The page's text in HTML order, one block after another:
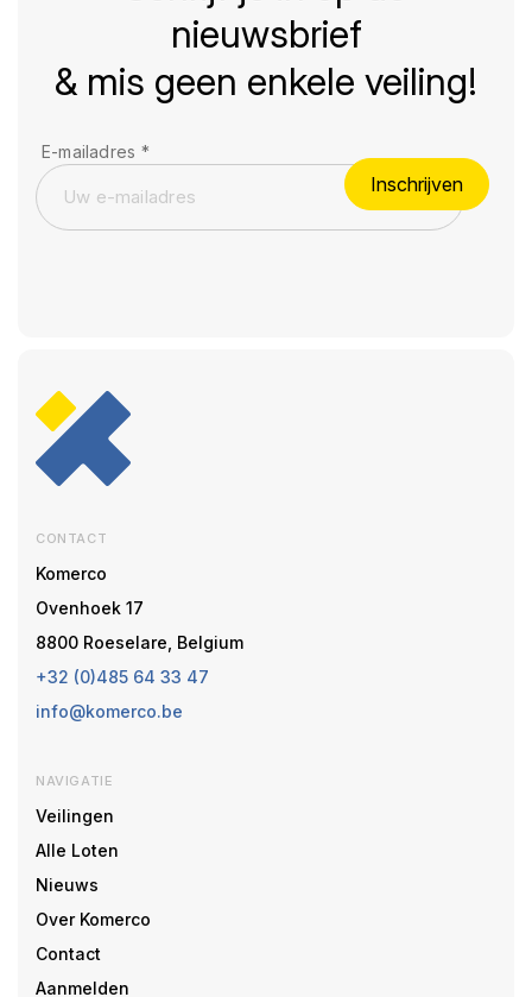
nieuwsbrief
& mis geen enkele veiling!
E-mailadres *
Inschrijven
CONTACT
Komerco
Ovenhoek 17
8800 Roeselare, Belgium
+32 (0)485 64 33 47
info@komerco.be
NAVIGATIE
Veilingen
Alle Loten
Nieuws
Over Komerco
Contact
Aanmelden